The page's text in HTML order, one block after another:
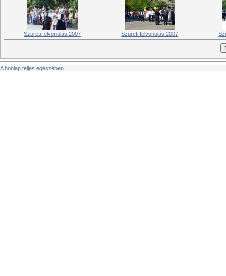
Szüreti felvonulás 2007 Szüreti felvonulás 2007
A honlap teljes egészében